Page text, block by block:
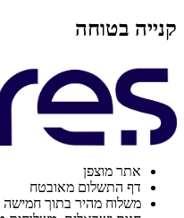
קנייה בטוחה
אתר מוצפן
דף התשלום מאובטח
משלוח מהיר בתוך חמישה